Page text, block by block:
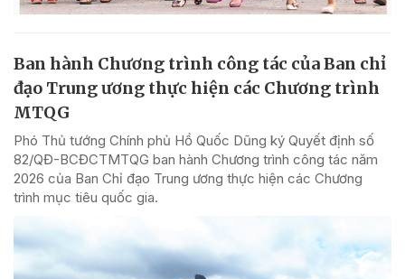
Ban hành Chương trình công tác của Ban chỉ
đạo Trung ương thực hiện các Chương trình
MTQG
Phó Thủ tướng Chính phủ Hồ Quốc Dũng ký Quyết định số
82/QĐ-BCĐCTMTQG ban hành Chương trình công tác năm
2026 của Ban Chỉ đạo Trung ương thực hiện các Chương
trình mục tiêu quốc gia.